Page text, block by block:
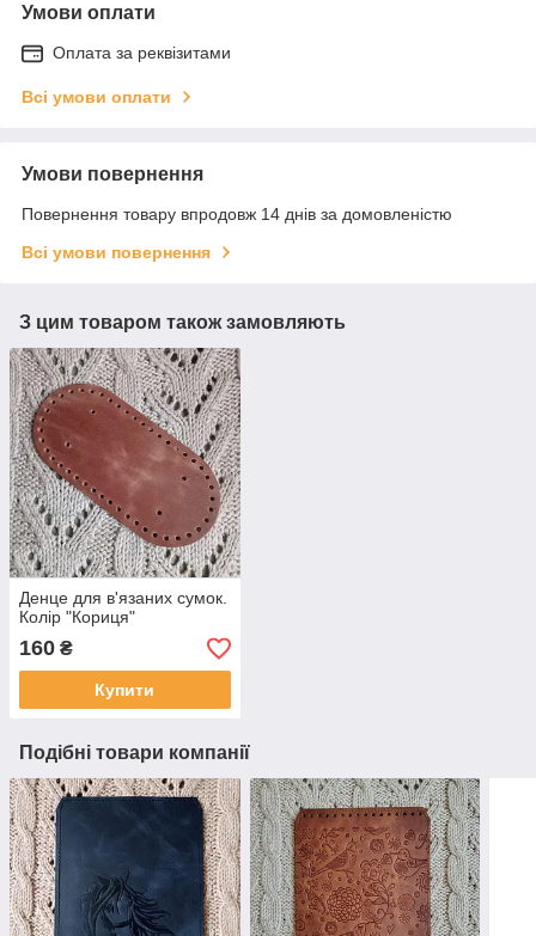
Умови оплати
Оплата за реквізитами
Всі умови оплати
Умови повернення
Повернення товару впродовж 14 днів за домовленістю
Всі умови повернення
З цим товаром також замовляють
Денце для в'язаних сумок.
Колір "Кориця"
160 ₴
Купити
Подібні товари компанії